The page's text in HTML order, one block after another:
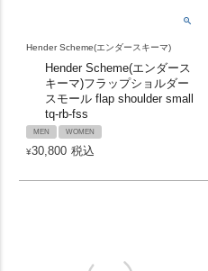
Hender Scheme(エンダースキーマ)
Hender Scheme(エンダース
キーマ)フラップショルダー
スモール flap shoulder small
tq-rb-fss
MEN WOMEN
¥30,800 税込